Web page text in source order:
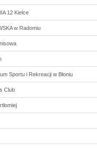
12 Kielce
w Radomiu
Sportu i Rekreacji w Błoniu
Club